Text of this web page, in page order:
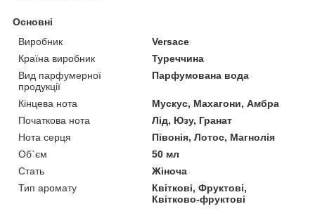
Основні
Виробник
Versace
Країна виробник
Туреччина
Вид парфумерної
продукції
Парфумована вода
Кінцева нота
Мускус, Махагони, Амбра
Початкова нота
Лід, Юзу, Гранат
Нота серця
Півонія, Лотос, Магнолія
Об`єм
50 мл
Стать
Жіноча
Тип аромату
Квіткові, Фруктові,
Квітково-фруктові